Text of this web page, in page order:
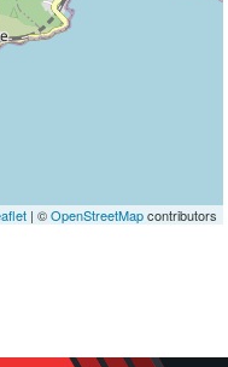
| ©OpenStreetMapcontributors